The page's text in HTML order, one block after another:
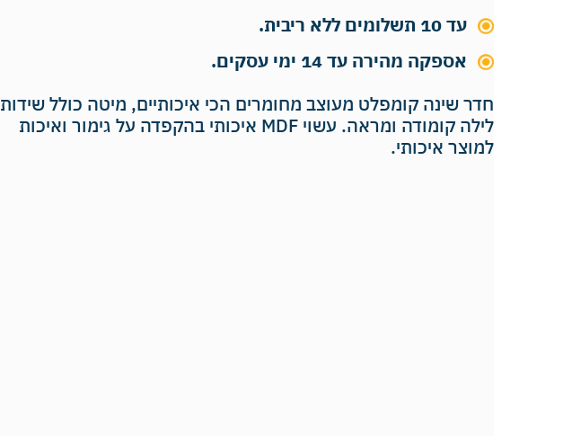
עד 10 תשלומים ללא ריבית.
אספקה מהירה עד 14 ימי עסקים.
חדר שינה קומפלט מעוצב מחומרים הכי איכותיים, מיטה כולל שידות
לילה קומודה ומראה. עשוי MDF איכותי בהקפדה על גימור ואיכות
למוצר איכותי.